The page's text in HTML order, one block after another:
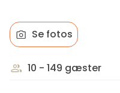
Se fotos
10 - 149 gæster